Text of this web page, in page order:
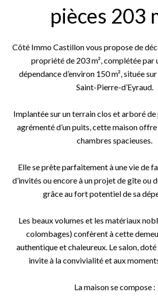
pièces 203
Côté Immo Castillon vous propose de
propriété de 203 m², complétée par
dépendance d’environ 150 m², située
Saint-Pierre-d’Eyraud.
Implantée sur un terrain clos et arboré de
agrémenté d’un puits, cette maison
chambres spacieuses.
Elle se prête parfaitement à une vie de
d’invités ou encore à un projet de gîte ou
grâce au fort potentiel de sa
Les beaux volumes et les matériaux
colombages) confèrent à cette
authentique et chaleureux. Le salon, doté
invite à la convivialité et aux
La maison se compose :